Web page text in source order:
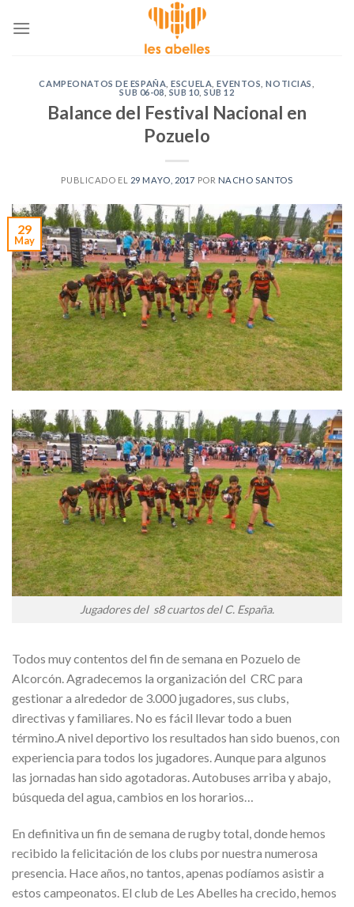
CAMPEONATOS DE ESPAÑA ,ESCUELA ,EVENTOS ,NOTICIAS
SUB 06-08 , SUB 10 ,SUB 12
Balance del Festival Nacional en
Pozuelo
PUBLICADO EL 29 MAYO, 2017 POR NACHO SANTOS
29
May
Jugadores del s8 cuartos del C. España.
Todos muy contentos del fin de semana en Pozuelo de
Alcorcón. Agradecemos la organización del CRC para
gestionar a alrededor de 3.000 jugadores, sus clubs,
directivas y familiares. No es fácil llevar todo a buen
término.A nivel deportivo los resultados han sido buenos, con
experiencia para todos los jugadores. Aunque para algunos
las jornadas han sido agotadoras. Autobuses arriba y abajo,
búsqueda del agua, cambios en los horarios…
En definitiva un fin de semana de rugby total, donde hemos
recibido la felicitación de los clubs por nuestra numerosa
presencia. Hace años, no tantos, apenas podíamos asistir a
estos campeonatos. El club de Les Abelles ha crecido, hemos